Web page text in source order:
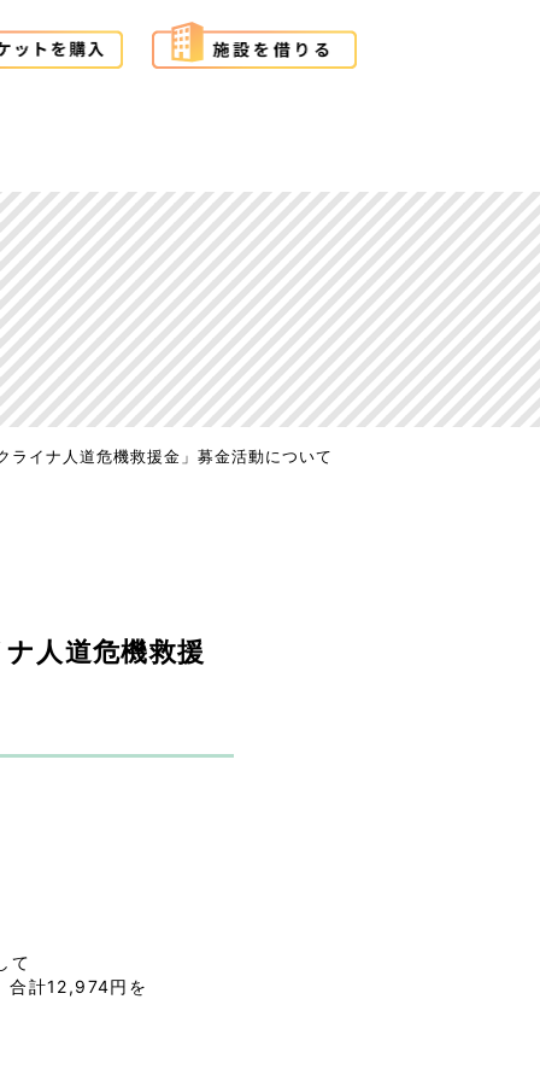
ライナ人道危機救援金」募金活動について
人道危機救援
て
合計12,974円を